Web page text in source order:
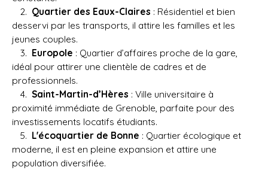
Quartier des Eaux-Claires : Résidentiel et bien
desservi par les transports, il attire les familles et les
jeunes couples.
Europole : Quartier d’affaires proche de la gare,
idéal pour attirer une clientèle de cadres et de
professionnels.
Saint-Martin-d’Hères : Ville universitaire à
proximité immédiate de Grenoble, parfaite pour des
investissements locatifs étudiants.
L'écoquartier de Bonne : Quartier écologique et
moderne, il est en pleine expansion et attire une
population diversifiée.